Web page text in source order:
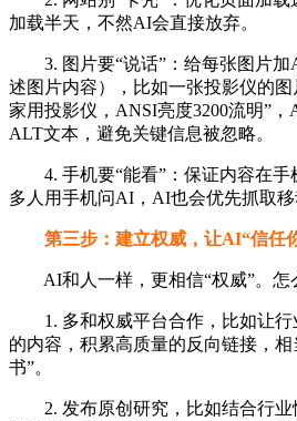
加载半天，不然AI会直接放弃。
3. 图片要“说话”：给每张图片加
述图片内容），比如一张投影仪的
家用投影仪，ANSI亮度3200流明”
ALT文本，避免关键信息被忽略。
4. 手机要“能看”：保证内容在手
多人用手机问AI，AI也会优先抓取移
第三步：建立权威，让AI“信任
AI和人一样，更相信“权威”。怎
1. 多和权威平台合作，比如让行
的内容，积累高质量的反向链接，
书”。
2. 发布原创研究，比如结合行业